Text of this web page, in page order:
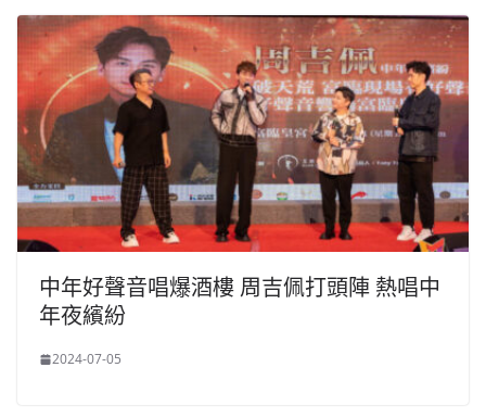
中年好聲音唱爆酒樓 周吉佩打頭陣 熱唱中
年夜繽紛
2024-07-05